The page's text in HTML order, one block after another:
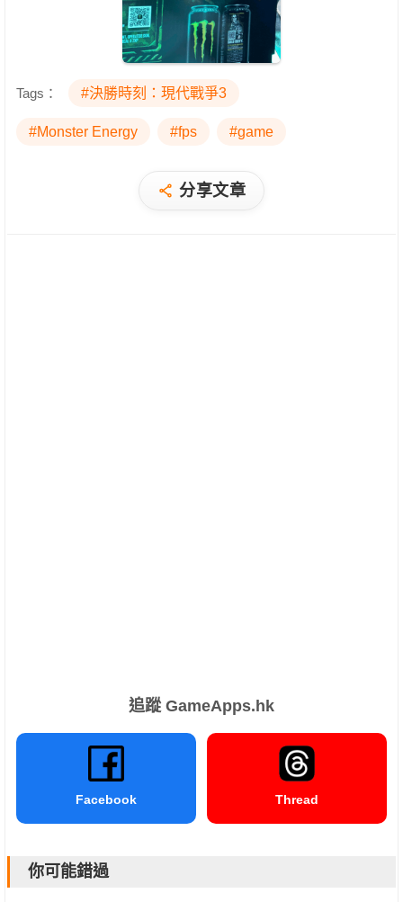
Tags： #決勝時刻：現代戰爭3
#Monster Energy #fps #game
分享文章
追蹤 GameApps.hk
Facebook Thread
你可能錯過